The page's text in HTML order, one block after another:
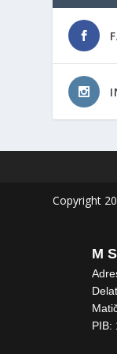
Copyright
M
PIB: